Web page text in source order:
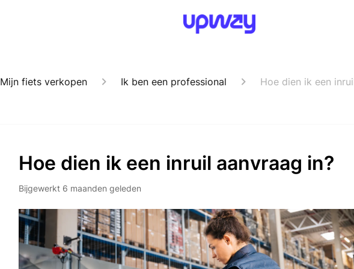
Mijn fiets verkopen Ik ben een professional Hoe dien ik een
Hoe dien ik een inruil aanvraag in?
Bijgewerkt 6 maanden geleden